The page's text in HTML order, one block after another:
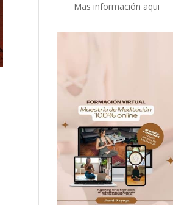
Mas información aqui